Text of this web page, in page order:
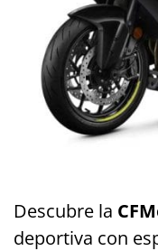
Descubre la
deportiva con